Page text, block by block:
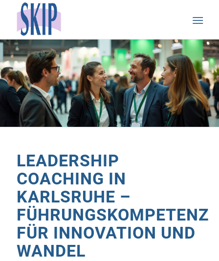
LEADERSHIP
COACHING IN
KARLSRUHE –
FÜHRUNGSKOMPETENZ
FÜR INNOVATION UND
WANDEL